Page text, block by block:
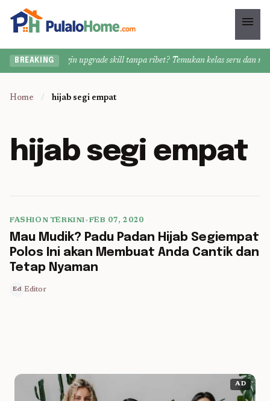
menu
BREAKINGIngin upgrade skill tanpa ribet? Temukan kelas seru dan
Home / hijab segi empat
hijab segi empat
5 min read
FASHION TERKINI•FEB 07, 2020
Mau Mudik? Padu Padan Hijab Segiempat
Polos Ini akan Membuat Anda Cantik dan
Tetap Nyaman
Ed Editor
AD